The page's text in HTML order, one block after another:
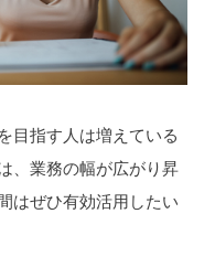
目指す人は増えている
、業務の幅が広がり昇
はぜひ有効活用したい